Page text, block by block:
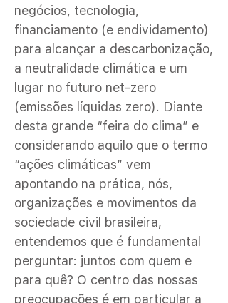
negócios, tecnologia,
financiamento (e endividamento)
para alcançar a descarbonização,
a neutralidade climática e um
lugar no futuro net-zero
(emissões líquidas zero). Diante
desta grande “feira do clima” e
considerando aquilo que o termo
“ações climáticas” vem
apontando na prática, nós,
organizações e movimentos da
sociedade civil brasileira,
entendemos que é fundamental
perguntar: juntos com quem e
para quê? O centro das nossas
preocupações é em particular a